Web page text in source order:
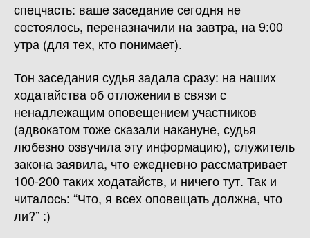
спецчасть: ваше заседание сегодня не
состоялось, переназначили на завтра, на 9:00
утра (для тех, кто понимает).
Тон заседания судья задала сразу: на наших
ходатайства об отложении в связи с
ненадлежащим оповещением участников
(адвокатом тоже сказали накануне, судья
любезно озвучила эту информацию), служитель
закона заявила, что ежедневно рассматривает
100-200 таких ходатайств, и ничего тут. Так и
читалось: “Что, я всех оповещать должна, что
ли?” :)